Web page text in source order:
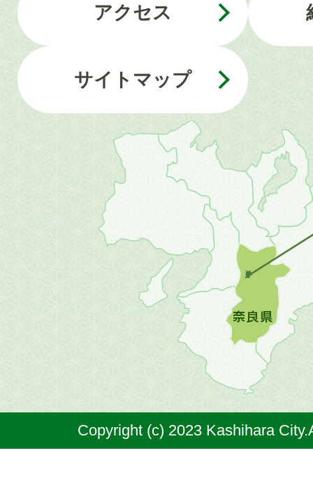
アクセス
サイトマップ
畿
地
方
の
奈
良
Copyright (c) 2023 Kashihara